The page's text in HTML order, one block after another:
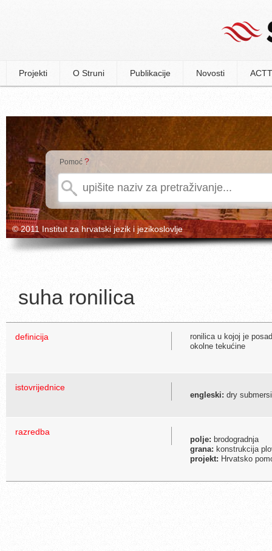
Projekti O Struni Publikacije Novosti
Pomoć ?
© 2011 Institut za hrvatski jezik i jezikoslovlje
suha ronilica
definicija
ronilica u kojoj je
okolne tekućine
istovrijednice
engleski: dry
razredba
polje: brodogradnja
grana: konstrukcija
projekt: Hrvatsko